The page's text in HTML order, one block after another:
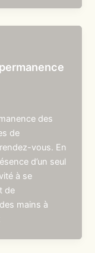
des
de
vous. En
d’un seul
à se
de
mains à